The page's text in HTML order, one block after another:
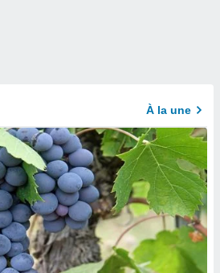
À la une